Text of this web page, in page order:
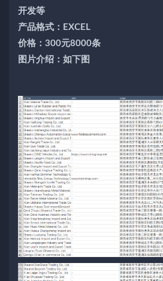
开发等
产品格式：EXCEL
价格：300元8000条
图片介绍：如下图